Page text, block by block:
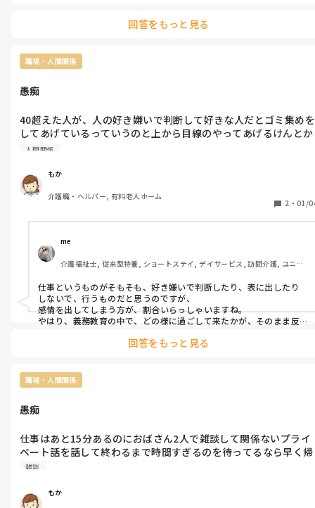
回答をもっと見る
職場・人間関係
愚痴
40超えた人が、人の好き嫌いで判断して好きな人だとゴミ集めを
してあげているっていうのと上から目線のやってあげるけんとか
言われると別にやってもらわんでいいしって思う。この仕事って
てくるこの世界。
人間関係
もか
介護職・ヘルパー, 有料老人ホーム
2 ・ 01/
me
介護福祉士, 従来型特養, ショートステイ, デイサービス, 訪問介護, ユニッ
仕事というものがそもそも、好き嫌いで判断したり、表に出したり
しないで、行うものだと思うのですが、
感情を出してしまう方が、割合いらっしゃいますね。
やはり、義務教育の中で、どの様に過ごして来たかが、そのまま反
自分の行動に見返りや下心があるかは、価値観でしょうかね〜。そ
回答をもっと見る
職場・人間関係
愚痴
仕事はあと15分あるのにおばさん2人で雑談して関係ないプライ
ベート話を話して終わるまで時間すぎるのを待ってるなら早く帰
ればいいのに。
雑談
もか